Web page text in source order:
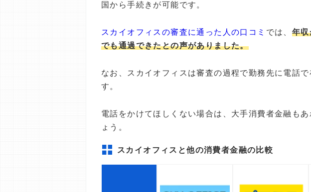
国から手続きが可能です。
スカイオフィスの審査に通った人の口コミ では、 年
でも通過できたとの声がありました。
なお、スカイオフィスは審査の過程で勤務先に電話で
す。
電話をかけてほしくない場合は、大手消費者金融も
ょう。
スカイオフィスと他の消費者金融の比較